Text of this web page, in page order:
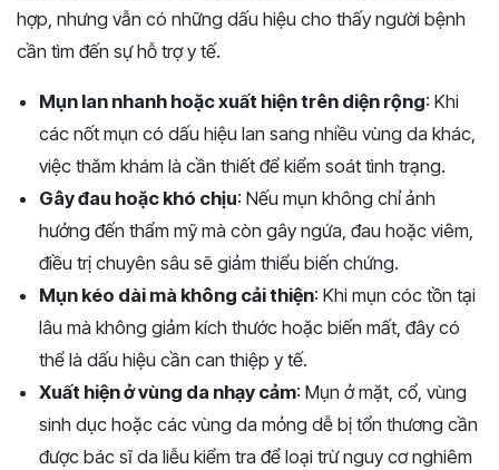
hợp, nhưng vẫn có những dấu hiệu cho thấy người bệnh
cần tìm đến sự hỗ trợ y tế.
Mụn lan nhanh hoặc xuất hiện trên diện rộng: Khi
các nốt mụn có dấu hiệu lan sang nhiều vùng da khác,
việc thăm khám là cần thiết để kiểm soát tình trạng.
Gây đau hoặc khó chịu: Nếu mụn không chỉ ảnh
hưởng đến thẩm mỹ mà còn gây ngứa, đau hoặc viêm,
điều trị chuyên sâu sẽ giảm thiểu biến chứng.
Mụn kéo dài mà không cải thiện: Khi mụn cóc tồn tại
lâu mà không giảm kích thước hoặc biến mất, đây có
thể là dấu hiệu cần can thiệp y tế.
Xuất hiện ở vùng da nhạy cảm: Mụn ở mặt, cổ, vùng
sinh dục hoặc các vùng da mỏng dễ bị tổn thương cần
được bác sĩ da liễu kiểm tra để loại trừ nguy cơ nghiêm